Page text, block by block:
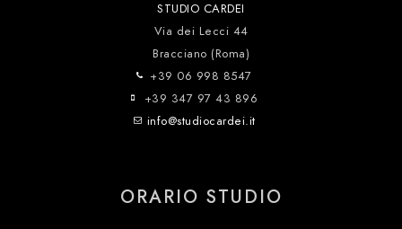
STUDIO CARDEI
Via dei Lecci 44
Bracciano (Roma)
+39 06 998 8547
+39 347 97 43 896
info@studiocardei.it
ORARIO STUDIO